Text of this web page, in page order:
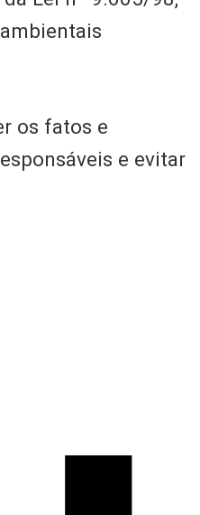
os fatos e
e evitar